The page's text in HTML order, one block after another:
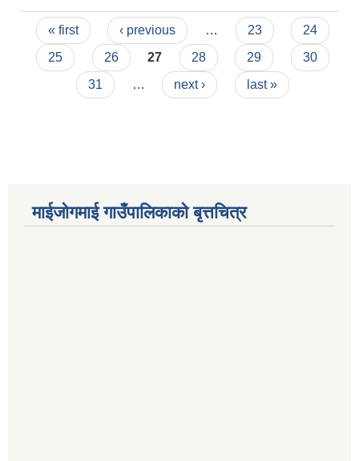
Pages
« first ‹ previous … 23
24
25
26 27 28 29
30
31
… next › last »
माईजोगमाई गाउँपालिकाको बृत्तचित्र